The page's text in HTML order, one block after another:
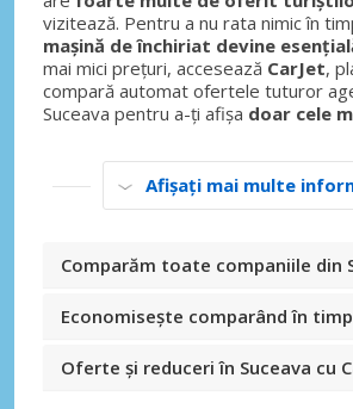
vizitează. Pentru a nu rata nimic în
mașină de închiriat devine
mai mici prețuri, accesează CarJet,
compară automat ofertele tuturor
Suceava pentru a-ți afișa doar cele
Afișați mai multe
Comparăm toate companiile din
Economisește comparând în
Oferte și reduceri în Suceava cu